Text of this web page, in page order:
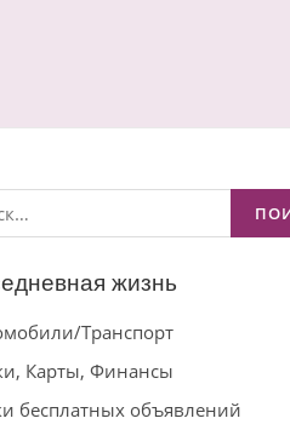
жизнь
Транспорт
Карты, Финансы
бесплатных объявлений